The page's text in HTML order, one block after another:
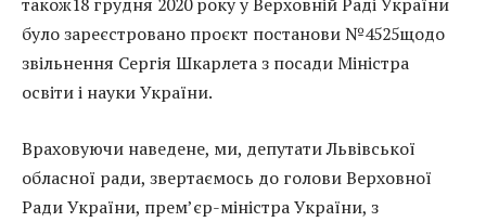
було зареєстровано проєкт постанови №4525щодо
звільнення Сергія Шкарлета з посади Міністра
освіти і науки України.
Враховуючи наведене, ми, депутати Львівської
обласної ради, звертаємось до голови Верховної
Ради України, прем’єр-міністра України, з